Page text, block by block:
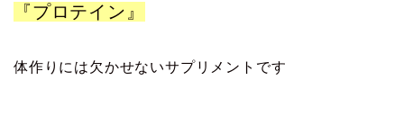
『プロテイン』
体作りには欠かせないサプリメントです